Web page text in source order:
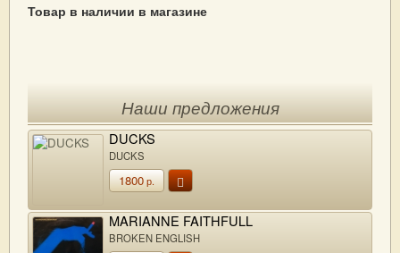
Товар в наличии в магазине
Наши предложения
DUCKS
DUCKS
1800р.
MARIANNE FAITHFULL
BROKEN ENGLISH